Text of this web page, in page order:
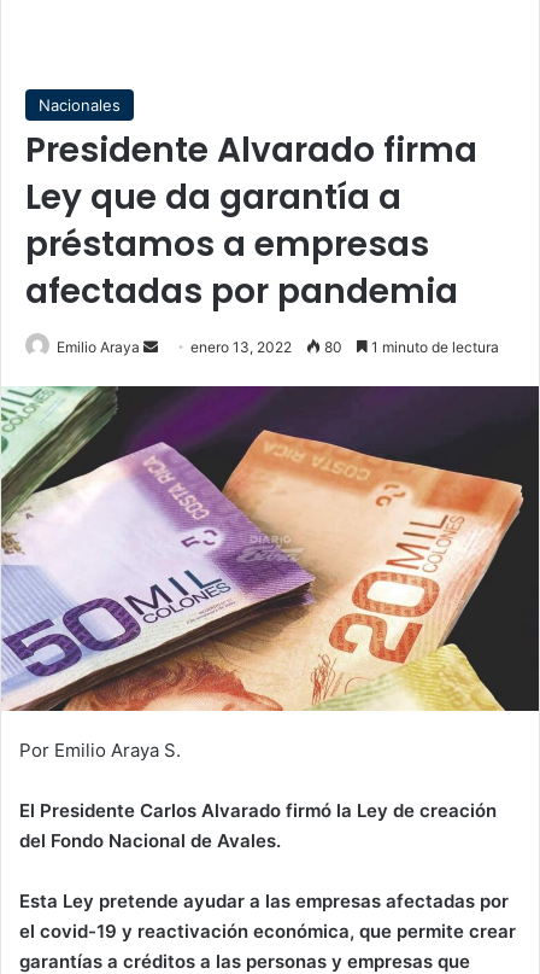
Nacionales
Presidente Alvarado firma
Ley que da garantía a
préstamos a empresas
afectadas por pandemia
Emilio Araya
Sendenero 13, 2022 80 1 minuto de lectura
Por Emilio Araya S.
El Presidente Carlos Alvarado firmó la Ley de creación
del Fondo Nacional de Avales.
Esta Ley pretende ayudar a las empresas afectadas por
el covid-19 y reactivación económica, que permite crear
garantías a créditos a las personas y empresas que